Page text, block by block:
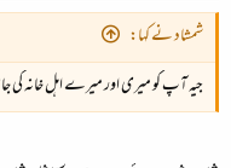
شمشاد نے کہا:
جیہ آپ کو میری اور میرے اہل خانہ